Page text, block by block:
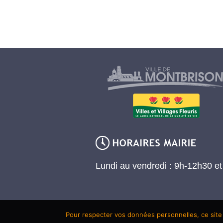
Lundi au vendredi : 9h-12h30
Pour respecter vos données personnelles, ce